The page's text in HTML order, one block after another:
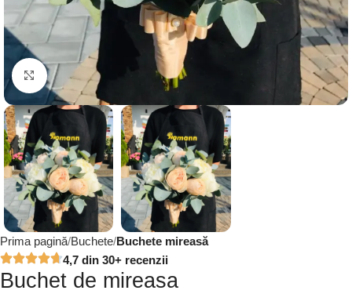
Click to enlarge
Prima pagină Buchete Buchete mireasă
4,7 din 30+ recenzii
Buchet de mireasa